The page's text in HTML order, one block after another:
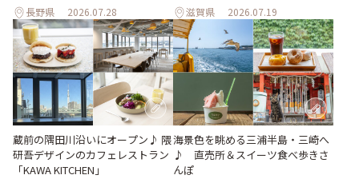
長野県 2026.07.28 滋賀県 2026.07.19
蔵前の隅田川沿いにオープン♪ 隈
研吾デザインのカフェレストラン
「KAWA KITCHEN」
海景色を眺める三浦半島・三崎へ
♪ 直売所＆スイーツ食べ歩きさ
んぽ